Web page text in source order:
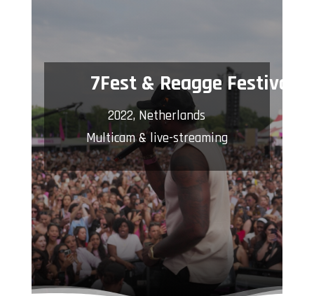
7Fest & Reagge Festival
2022, Netherlands
Multicam & live-streaming